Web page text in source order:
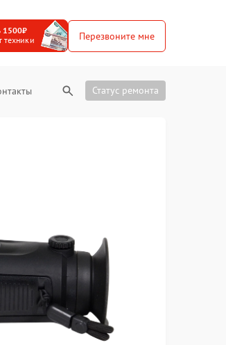
1500₽
техники
Перезвоните мне
Статус ремонта